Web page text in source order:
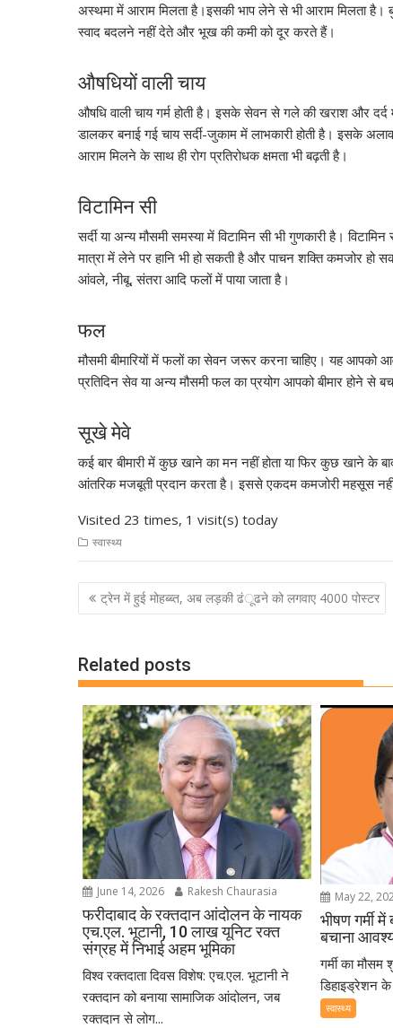
अस्थमा में आराम मिलता है।इसकी भाप लेने से भी आराम मिलता है।
स्वाद बदलने नहीं देते और भूख की कमी को दूर करते हैं।
औषधियों वाली चाय
औषधि वाली चाय गर्म होती है। इसके सेवन से गले की खराश और दर्द
डालकर बनाई गई चाय सर्दी-जुकाम में लाभकारी होती है। इसके
आराम मिलने के साथ ही रोग प्रतिरोधक क्षमता भी बढ़ती है।
विटामिन सी
सर्दी या अन्य मौसमी समस्या में विटामिन सी भी गुणकारी है।
मात्रा में लेने पर हानि भी हो सकती है और पाचन शक्ति कमजोर हो
आंवले, नीबू, संतरा आदि फलों में पाया जाता है।
फल
मौसमी बीमारियों में फलों का सेवन जरूर करना चाहिए। यह
प्रतिदिन सेव या अन्य मौसमी फल का प्रयोग आपको बीमार होने से
सूखे मेवे
कई बार बीमारी में कुछ खाने का मन नहीं होता या फिर कुछ खाने
आंतरिक मजबूती प्रदान करता है। इससे एकदम कमजोरी महसूस
Visited 23 times, 1 visit(s) today
स्वास्थ्य
Post
navigation
ट्रेन में हुई मोहब्ब्त, अब लड़की ढंूढने को लगवाए 4000 पोस्टर
Related posts
June 14, 2026 Rakesh Chaurasia
फरीदाबाद के रक्तदान आंदोलन के नायक
एच.एल. भूटानी, 10 लाख यूनिट रक्त
संग्रह में निभाई अहम भूमिका
विश्व रक्तदाता दिवस विशेष: एच.एल. भूटानी ने
रक्तदान को बनाया सामाजिक आंदोलन, जब
रक्तदान से लोग...
May 22,
भीषण गर्मी
बचाना
गर्मी का मौसम
डिहाइड्रेशन
स्वास्थ्य